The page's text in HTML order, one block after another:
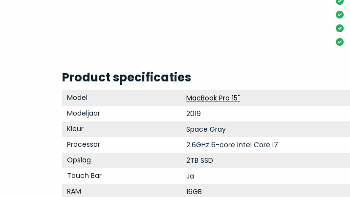
Product specificaties
Model
MacBook Pro 15"
Modeljaar
2019
Kleur
Space Gray
Processor
2.6GHz 6-core Intel Core i7
Opslag
2TB SSD
Touch Bar
Ja
RAM
16GB